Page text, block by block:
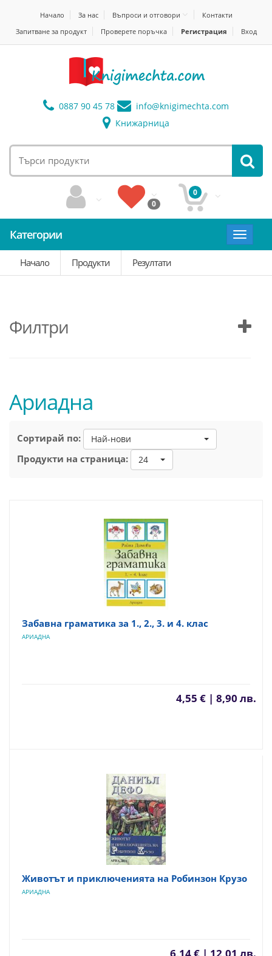
Начало За нас Въпроси и отговори
Контакти
Запитване за продукт
Проверете поръчка Регистрация Вход
0887 90 45 78 info@knigimechta.com
Книжарница
0
0
Категории
Toggle
Начало
Продукти Резултати
Филтри
Ариадна
Сортирай по: Най-нови
Продукти на страница: 24
Забавна граматика за 1., 2., 3. и 4. клас
АРИАДНА
4,55 € | 8,90 лв.
Животът и приключенията на Робинзон Крузо
АРИАДНА